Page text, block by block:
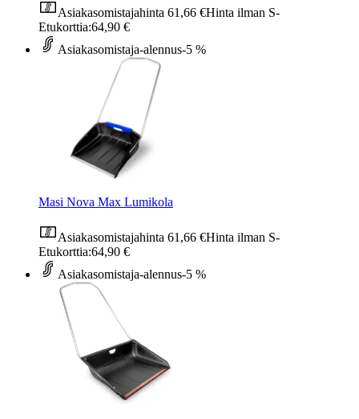
Asiakasomistajahinta 61,66 €Hinta ilman S-
Etukorttia:64,90 €
Asiakasomistaja-alennus-5 %
Masi Nova Max Lumikola
Asiakasomistajahinta 61,66 €Hinta ilman S-
Etukorttia:64,90 €
Asiakasomistaja-alennus-5 %